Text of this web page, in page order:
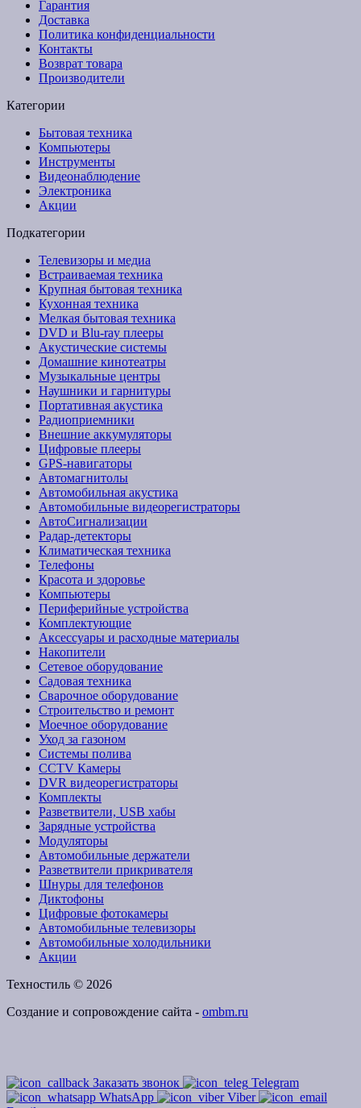
Гарантия
Доставка
Политика конфиденциальности
Контакты
Возврат товара
Производители
Категории
Бытовая техника
Компьютеры
Инструменты
Видеонаблюдение
Электроника
Акции
Подкатегории
Телевизоры и медиа
Встраиваемая техника
Крупная бытовая техника
Кухонная техника
Мелкая бытовая техника
DVD и Blu-ray плееры
Акустические системы
Домашние кинотеатры
Музыкальные центры
Наушники и гарнитуры
Портативная акустика
Радиоприемники
Внешние аккумуляторы
Цифровые плееры
GPS-навигаторы
Автомагнитолы
Автомобильная акустика
Автомобильные видеорегистраторы
АвтоСигнализации
Радар-детекторы
Климатическая техника
Телефоны
Красота и здоровье
Компьютеры
Периферийные устройства
Комплектующие
Аксессуары и расходные материалы
Накопители
Сетевое оборудование
Садовая техника
Сварочное оборудование
Строительство и ремонт
Моечное оборудование
Уход за газоном
Системы полива
CCTV Камеры
DVR видеорегистраторы
Комплекты
Разветвители, USB хабы
Зарядные устройства
Модуляторы
Автомобильные держатели
Разветвители прикривателя
Шнуры для телефонов
Диктофоны
Цифровые фотокамеры
Автомобильные телевизоры
Автомобильные холодильники
Акции
Техностиль © 2026
Создание и сопровождение сайта - ombm.ru
Заказать звонок
Telegram
WhatsApp
Viber